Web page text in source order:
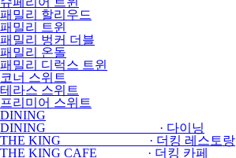
패밀리 할리우드
패밀리 트윈
패밀리 벙커 더블
패밀리 온돌
패밀리 디럭스 트윈
코너 스위트
테라스 스위트
프리미어 스위트
DINING
DINING · 다이닝
THE KING · 더킹 레스토랑
THE KING CAFE · 더킹 카페